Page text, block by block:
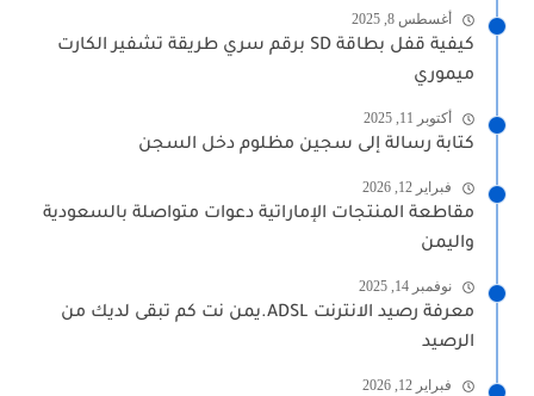
أغسطس 8, 2025
كيفية قفل بطاقة SD برقم سري طريقة تشفير الكارت
ميموري
أكتوبر 11, 2025
كتابة رسالة إلى سجين مظلوم دخل السجن
فبراير 12, 2026
مقاطعة المنتجات الإماراتية دعوات متواصلة بالسعودية
واليمن
نوفمبر 14, 2025
معرفة رصيد الانترنت ADSL.يمن نت كم تبقى لديك من
الرصيد
فبراير 12, 2026